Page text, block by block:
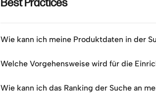
Best Practices
Wie kann ich meine Produktdaten in der
Welche Vorgehensweise wird für die
Wie kann ich das Ranking der Suche an